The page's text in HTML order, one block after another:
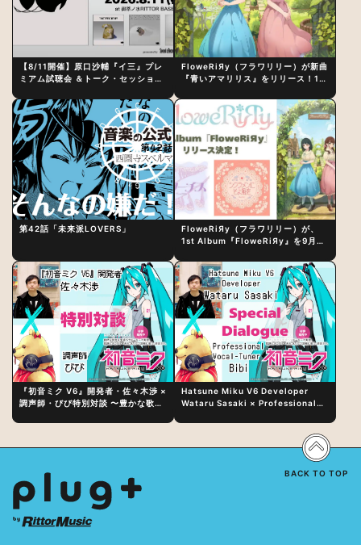
【8/11開催】原口沙輔『イ三』プレ
ミアム試聴会 ＆トーク・セッション
制作秘話
FloweRiЯy（フラワリリー）が新曲
『青いアマリリス』をリリース！1st
第42話「未来派LOVERS」
FloweRiЯy（フラワリリー）が、
1st Album『FloweRiЯy』を9月23
『初音ミク V6』開発者・佐々木渉 ×
調声師・びび特別対談 〜豊かな歌声
Hatsune Miku V6 Developer
Wataru Sasaki × Professional
Vocal Expression Lies in “Love
for the singing characters” and
BACK TO TOP